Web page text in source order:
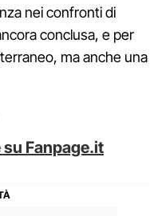
nei confronti di
conclusa, e per
ma anche una
Fanpage.it